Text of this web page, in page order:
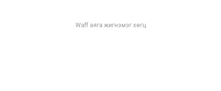
Waff аяга жигнэмэг хөгц